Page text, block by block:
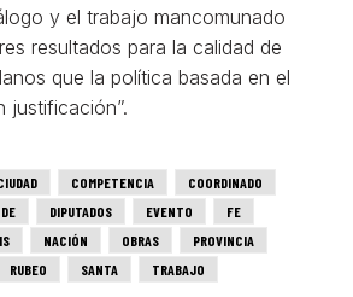
y el trabajo mancomunado
resultados para la calidad de
que la política basada en el
justificación”.
COMPETENCIA
COORDINADO
DE DIPUTADOS EVENTO
FE
NACIÓN OBRAS
PROVINCIA
RUBEO SANTA TRABAJO